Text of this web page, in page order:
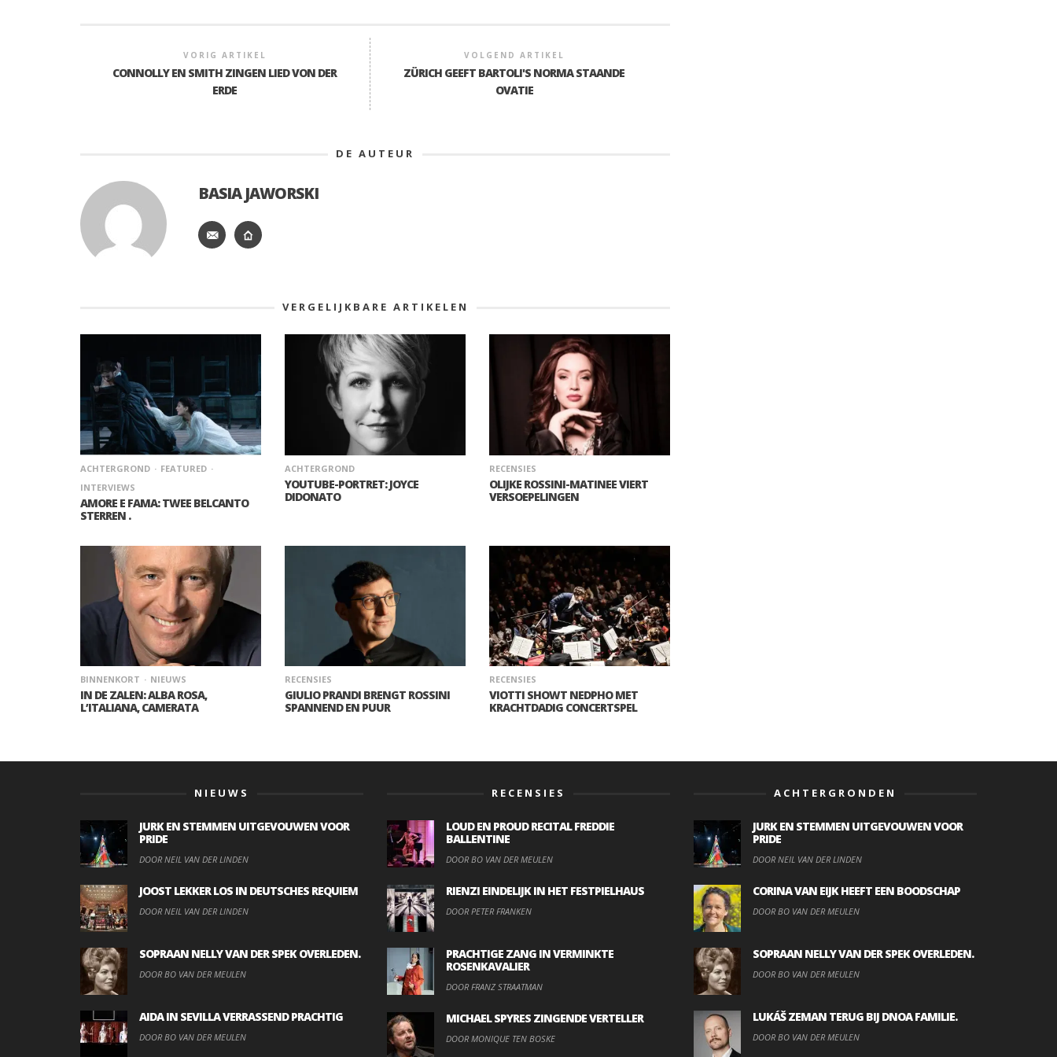
VORIG ARTIKEL
CONNOLLY EN SMITH ZINGEN LIED VON DER
ERDE
VOLGEND ARTIKEL
ZÜRICH GEEFT BARTOLI'S NORMA STAANDE
OVATIE
DE AUTEUR
BASIA JAWORSKI
VERGELIJKBARE ARTIKELEN
ACHTERGROND
FEATURED
INTERVIEWS
AMORE E FAMA: TWEE BELCANTO
STERREN .
ACHTERGROND
YOUTUBE-PORTRET: JOYCE
DIDONATO
RECENSIES
OLIJKE ROSSINI-MATINEE VIERT
VERSOEPELINGEN
BINNENKORT NIEUWS
IN DE ZALEN: ALBA ROSA,
L’ITALIANA, CAMERATA
RECENSIES
GIULIO PRANDI BRENGT ROSSINI
SPANNEND EN PUUR
RECENSIES
VIOTTI SHOWT NEDPHO MET
KRACHTDADIG CONCERTSPEL
NIEUWS
JURK EN STEMMEN UITGEVOUWEN VOOR
PRIDE
DOOR NEIL VAN DER LINDEN
JOOST LEKKER LOS IN DEUTSCHES REQUIEM
DOOR NEIL VAN DER LINDEN
SOPRAAN NELLY VAN DER SPEK OVERLEDEN.
DOOR BO VAN DER MEULEN
AIDA IN SEVILLA VERRASSEND PRACHTIG
DOOR BO VAN DER MEULEN
RECENSIES
LOUD EN PROUD RECITAL FREDDIE
BALLENTINE
DOOR BO VAN DER MEULEN
RIENZI EINDELIJK IN HET FESTPIELHAUS
DOOR PETER FRANKEN
PRACHTIGE ZANG IN VERMINKTE
ROSENKAVALIER
DOOR FRANZ STRAATMAN
MICHAEL SPYRES ZINGENDE VERTELLER
DOOR MONIQUE TEN BOSKE
ACHTERGRONDEN
JURK EN STEMMEN UITGEVOUWEN VOOR
PRIDE
DOOR NEIL VAN DER LINDEN
CORINA VAN EIJK HEEFT EEN BOODSCHAP
DOOR BO VAN DER MEULEN
SOPRAAN NELLY VAN DER SPEK OVERLEDEN.
DOOR BO VAN DER MEULEN
LUKÁŠ ZEMAN TERUG BIJ DNOA FAMILIE.
DOOR BO VAN DER MEULEN